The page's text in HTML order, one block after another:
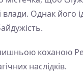
Однак його
коханою
наслідків.